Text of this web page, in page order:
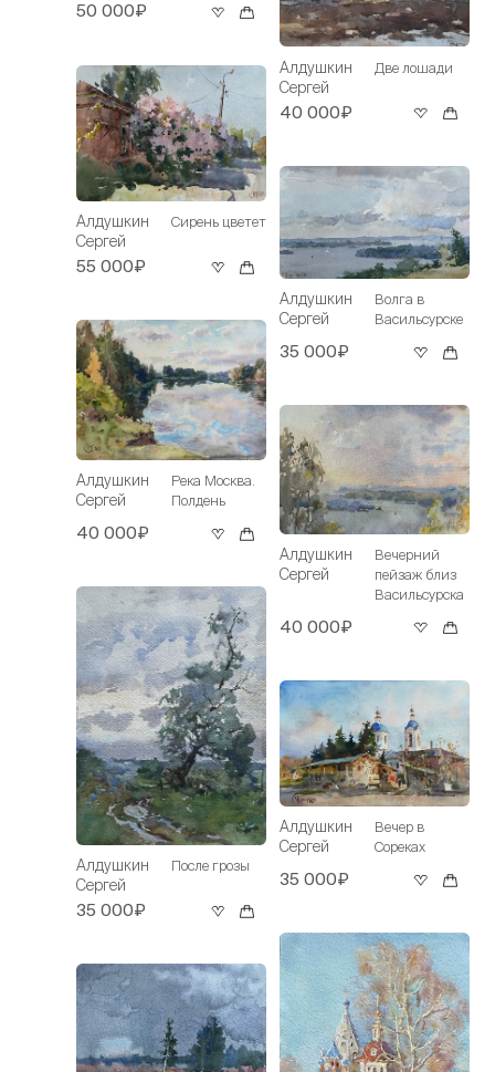
50 000₽
Алдушкин
Сергей
Сирень цветет
55 000₽
Алдушкин
Сергей
Река Москва.
Полдень
40 000₽
Алдушкин
Сергей
После грозы
35 000₽
Алдушкин
Сергей
Две лошади
40 000₽
Алдушкин
Сергей
Волга в
Васильсурске
35 000₽
Алдушкин
Сергей
Вечерний
пейзаж близ
Васильсурска
40 000₽
Алдушкин
Сергей
Вечер в
Сореках
35 000₽